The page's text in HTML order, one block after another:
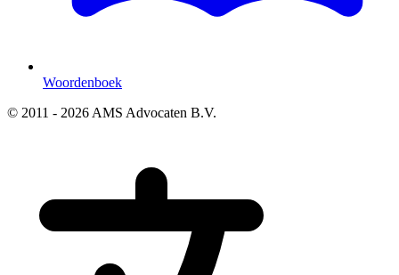
Woordenboek
© 2011 - 2026 AMS Advocaten B.V.